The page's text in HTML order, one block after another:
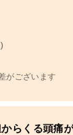
がございます
からくる頭痛